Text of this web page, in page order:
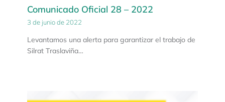
Comunicado Oficial 28 – 2022
3 de junio de 2022
Levantamos una alerta para garantizar el trabajo de
Silrat Traslaviña…